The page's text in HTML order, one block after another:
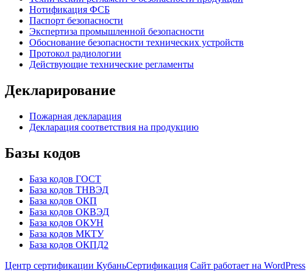
Нотификация ФСБ
Паспорт безопасности
Экспертиза промышленной безопасности
Обоснование безопасности технических устройств
Протокол радиологии
Действующие технические регламенты
Декларирование
Пожарная декларация
Декларация соответствия на продукцию
Базы кодов
База кодов ГОСТ
База кодов ТНВЭД
База кодов ОКП
База кодов ОКВЭД
База кодов ОКУН
База кодов МКТУ
База кодов ОКПД2
Центр сертификации КубаньСертификация Сайт работает на WordPress